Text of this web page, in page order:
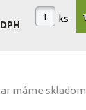
ks
mámeskladom